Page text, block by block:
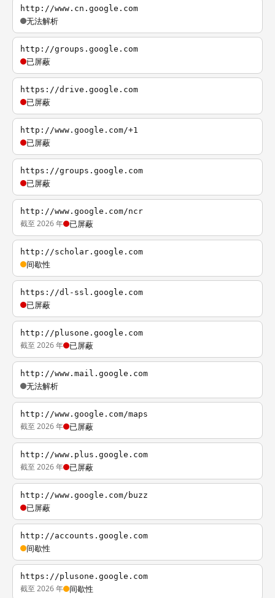
http://www.cn.google.com
无法解析
http://groups.google.com
已屏蔽
https://drive.google.com
已屏蔽
http://www.google.com/+1
已屏蔽
https://groups.google.com
已屏蔽
http://www.google.com/ncr
截至 2026 年 已屏蔽
http://scholar.google.com
间歇性
https://dl-ssl.google.com
已屏蔽
http://plusone.google.com
截至 2026 年 已屏蔽
http://www.mail.google.com
无法解析
http://www.google.com/maps
截至 2026 年 已屏蔽
http://www.plus.google.com
截至 2026 年 已屏蔽
http://www.google.com/buzz
已屏蔽
http://accounts.google.com
间歇性
https://plusone.google.com
截至 2026 年 间歇性